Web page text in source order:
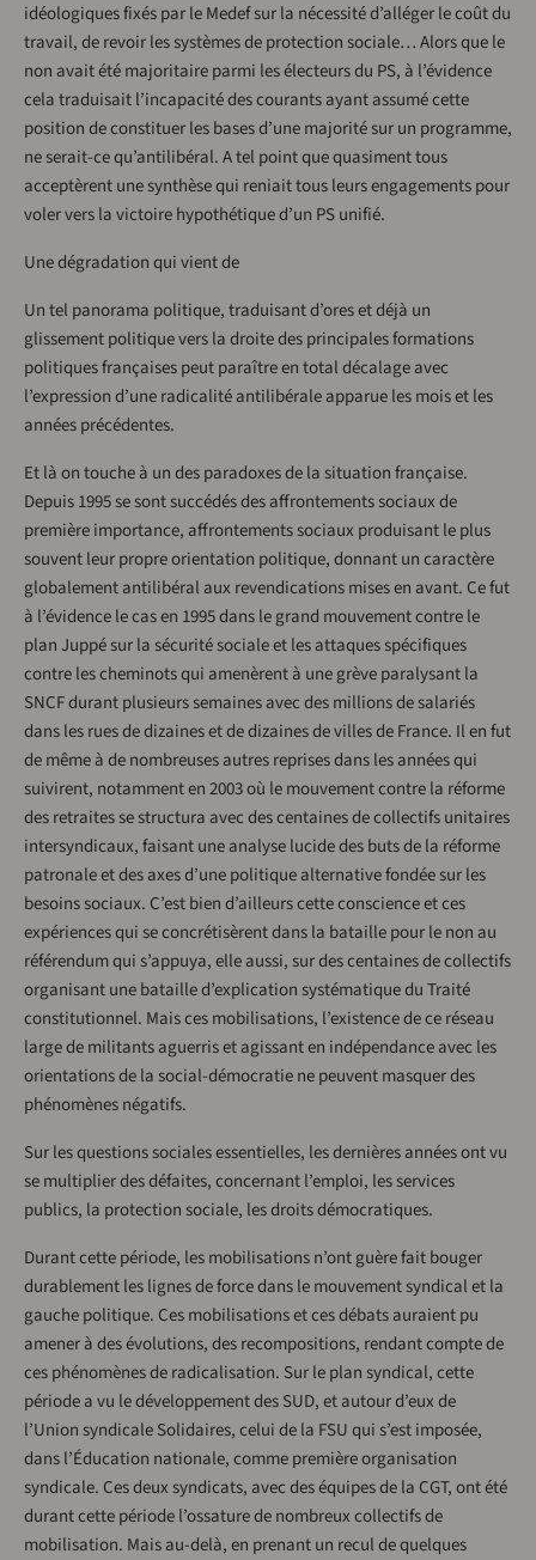
idéologiques fixés par le Medef sur la nécessité d’alléger le coût du
travail, de revoir les systèmes de protection sociale… Alors que le
non avait été majoritaire parmi les électeurs du PS, à l’évidence
cela traduisait l’incapacité des courants ayant assumé cette
position de constituer les bases d’une majorité sur un programme,
ne serait-ce qu’antilibéral. A tel point que quasiment tous
acceptèrent une synthèse qui reniait tous leurs engagements pour
voler vers la victoire hypothétique d’un PS unifié.
Une dégradation qui vient de
Un tel panorama politique, traduisant d’ores et déjà un
glissement politique vers la droite des principales formations
politiques françaises peut paraître en total décalage avec
l’expression d’une radicalité antilibérale apparue les mois et les
années précédentes.
Et là on touche à un des paradoxes de la situation française.
Depuis 1995 se sont succédés des affrontements sociaux de
première importance, affrontements sociaux produisant le plus
souvent leur propre orientation politique, donnant un caractère
globalement antilibéral aux revendications mises en avant. Ce fut
à l’évidence le cas en 1995 dans le grand mouvement contre le
plan Juppé sur la sécurité sociale et les attaques spécifiques
contre les cheminots qui amenèrent à une grève paralysant la
SNCF durant plusieurs semaines avec des millions de salariés
dans les rues de dizaines et de dizaines de villes de France. Il en fut
de même à de nombreuses autres reprises dans les années qui
suivirent, notamment en 2003 où le mouvement contre la réforme
des retraites se structura avec des centaines de collectifs unitaires
intersyndicaux, faisant une analyse lucide des buts de la réforme
patronale et des axes d’une politique alternative fondée sur les
besoins sociaux. C’est bien d’ailleurs cette conscience et ces
expériences qui se concrétisèrent dans la bataille pour le non au
référendum qui s’appuya, elle aussi, sur des centaines de collectifs
organisant une bataille d’explication systématique du Traité
constitutionnel. Mais ces mobilisations, l’existence de ce réseau
large de militants aguerris et agissant en indépendance avec les
orientations de la social-démocratie ne peuvent masquer des
phénomènes négatifs.
Sur les questions sociales essentielles, les dernières années ont vu
se multiplier des défaites, concernant l’emploi, les services
publics, la protection sociale, les droits démocratiques.
Durant cette période, les mobilisations n’ont guère fait bouger
durablement les lignes de force dans le mouvement syndical et la
gauche politique. Ces mobilisations et ces débats auraient pu
amener à des évolutions, des recompositions, rendant compte de
ces phénomènes de radicalisation. Sur le plan syndical, cette
période a vu le développement des SUD, et autour d’eux de
l’Union syndicale Solidaires, celui de la FSU qui s’est imposée,
dans l’Éducation nationale, comme première organisation
syndicale. Ces deux syndicats, avec des équipes de la CGT, ont été
durant cette période l’ossature de nombreux collectifs de
mobilisation. Mais au-delà, en prenant un recul de quelques